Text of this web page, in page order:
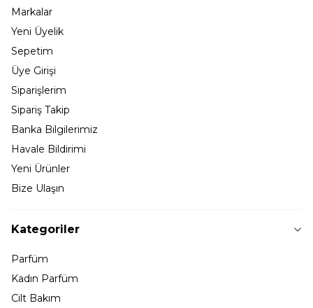
Markalar
Yeni Üyelik
Sepetim
Üye Girişi
Siparişlerim
Sipariş Takip
Banka Bilgilerimiz
Havale Bildirimi
Yeni Ürünler
Bize Ulaşın
Kategoriler
Parfüm
Kadın Parfüm
Cilt Bakım